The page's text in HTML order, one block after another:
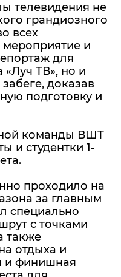
телевидения не
грандиозного
всех
мероприятие и
для
«Луч ТВ», но и
доказав
подготовку и
команды ВШТ
и студентки 1-
проходило на
за главным
специально
с точками
также
отдыха и
и финишная